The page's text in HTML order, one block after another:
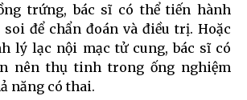
trứng, bác sĩ có thể tiến hành
để chẩn đoán và điều trị. Hoặc
lý lạc nội mạc tử cung, bác sĩ có
nên thụ tinh trong ống nghiệm
năng có thai.